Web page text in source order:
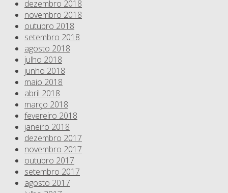
dezembro 2018
novembro 2018
outubro 2018
setembro 2018
agosto 2018
julho 2018
junho 2018
maio 2018
abril 2018
março 2018
fevereiro 2018
janeiro 2018
dezembro 2017
novembro 2017
outubro 2017
setembro 2017
agosto 2017